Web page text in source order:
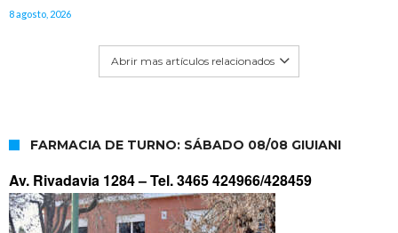
8 agosto, 2026
Abrir mas artículos relacionados
FARMACIA DE TURNO: SÁBADO 08/08 GIUIANI
Av. Rivadavia 1284 –Tel. 3465 424966/428459